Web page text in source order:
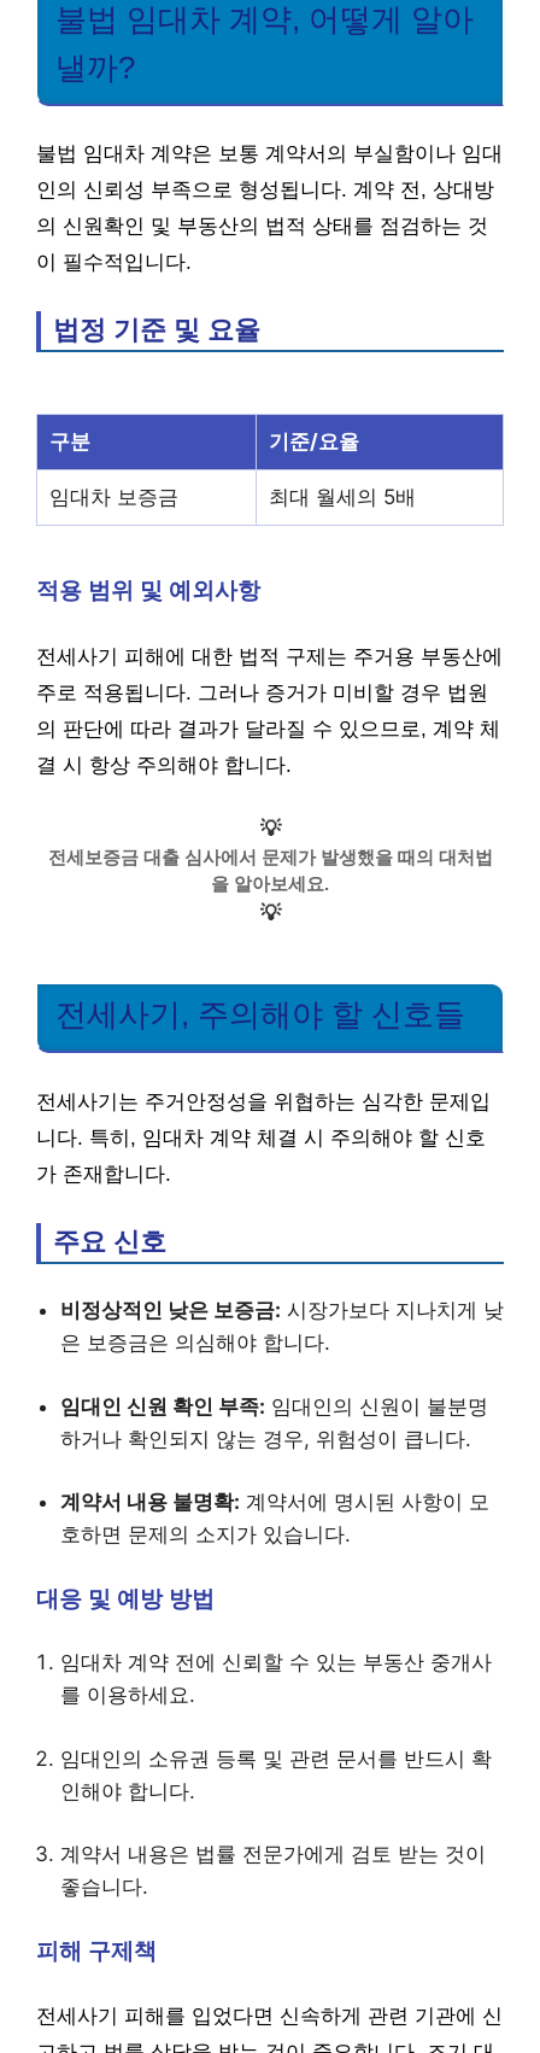
불법 임대차 계약, 어떻게 알아
낼까?
불법 임대차 계약은 보통 계약서의 부실함이나 임대
인의 신뢰성 부족으로 형성됩니다. 계약 전, 상대방
의 신원확인 및 부동산의 법적 상태를 점검하는 것
이 필수적입니다.
법정 기준 및 요율
구분 기준/요율
임대차 보증금 최대 월세의 5배
적용 범위 및 예외사항
전세사기 피해에 대한 법적 구제는 주거용 부동산에
주로 적용됩니다. 그러나 증거가 미비할 경우 법원
의 판단에 따라 결과가 달라질 수 있으므로, 계약 체
결 시 항상 주의해야 합니다.
💡
전세보증금 대출 심사에서 문제가 발생했을 때의 대처법
을 알아보세요.
💡
전세사기, 주의해야 할 신호들
전세사기는 주거안정성을 위협하는 심각한 문제입
니다. 특히, 임대차 계약 체결 시 주의해야 할 신호
가 존재합니다.
주요 신호
비정상적인 낮은 보증금: 시장가보다 지나치게 낮
은 보증금은 의심해야 합니다.
임대인 신원 확인 부족: 임대인의 신원이 불분명
하거나 확인되지 않는 경우, 위험성이 큽니다.
계약서 내용 불명확: 계약서에 명시된 사항이 모
호하면 문제의 소지가 있습니다.
대응 및 예방 방법
임대차 계약 전에 신뢰할 수 있는 부동산 중개사
를 이용하세요.
임대인의 소유권 등록 및 관련 문서를 반드시 확
인해야 합니다.
계약서 내용은 법률 전문가에게 검토 받는 것이
좋습니다.
피해 구제책
전세사기 피해를 입었다면 신속하게 관련 기관에 신